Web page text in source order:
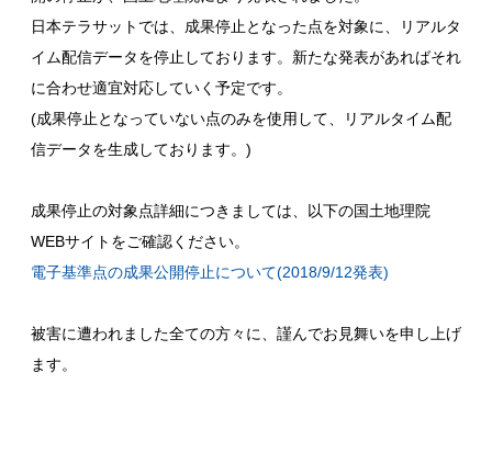
日本テラサットでは、成果停止となった点を対象に、リアルタ
イム配信データを停止しております。新たな発表があればそれ
に合わせ適宜対応していく予定です。
(成果停止となっていない点のみを使用して、リアルタイム配
信データを生成しております。)
成果停止の対象点詳細につきましては、以下の国土地理院
WEBサイトをご確認ください。
電子基準点の成果公開停止について(2018/9/12発表)
被害に遭われました全ての方々に、謹んでお見舞いを申し上げ
ます。